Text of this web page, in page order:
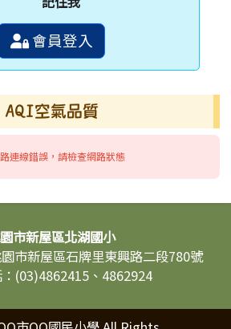
會員登入
AQI空氣品質
連線錯誤，請檢查網路狀態
市新屋區北湖國小
市新屋區石牌里東興路二段780號
(03)4862415、4862924